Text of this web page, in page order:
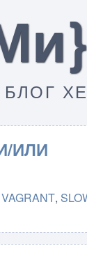
БЛОГ
ИЛИ
VAGRANT,